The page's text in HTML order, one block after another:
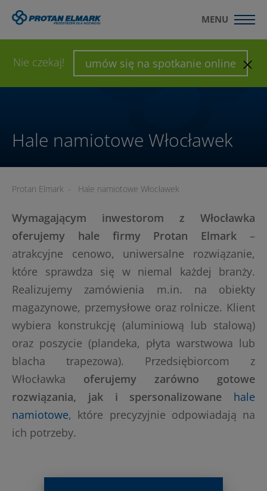
Nie czekaj! umów się na spotkanie online
MENU
WYŚLIJ ZAPYTANIE SKONFIGURUJ HALĘ
Hale namiotowe Włocławek
Protan Elmark - Hale namiotowe Włocławek
Wymagającym inwestorom z Włocławka
oferujemy hale firmy Protan Elmark –
atrakcyjne cenowo, uniwersalne rozwiązanie,
które sprawdza się w niemal każdej branży.
Realizujemy zamówienia m.in. na obiekty
magazynowe, przemysłowe oraz rolnicze. Klient
wybiera konstrukcję (aluminiową lub stalową)
oraz poszycie (plandeka, płyta warstwowa lub
blacha trapezowa). Przedsiębiorcom z
Włocławka oferujemy zarówno gotowe
rozwiązania, jak i spersonalizowane
hale
namiotowe, które precyzyjnie odpowiadają na
ich potrzeby.